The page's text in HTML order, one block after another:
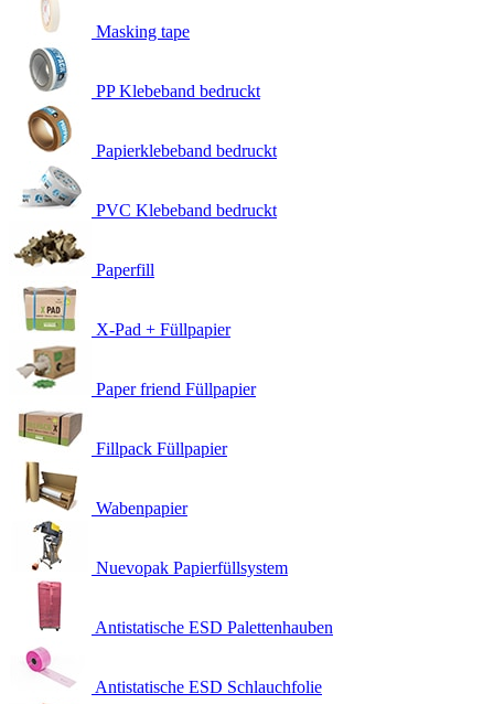
Masking tape
PP Klebeband bedruckt
Papierklebeband bedruckt
PVC Klebeband bedruckt
Paperfill
X-Pad + Füllpapier
Paper friend Füllpapier
Fillpack Füllpapier
Wabenpapier
Nuevopak Papierfüllsystem
Antistatische ESD Palettenhauben
Antistatische ESD Schlauchfolie